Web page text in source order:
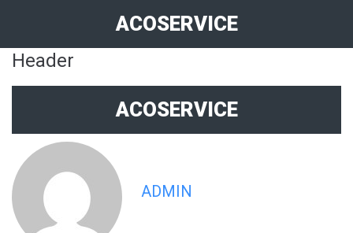
ACOSERVICE
Header
ACOSERVICE
ADMIN